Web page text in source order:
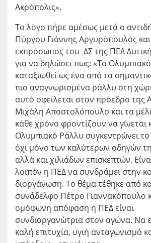
Ακρόπολις».
Το λόγο πήρε αμέσως μετά ο
Πύργου Γιάννης Αργυρόπουλος
εκπρόσωπος του ΔΣ της ΠΕΔ
για να δηλώσει πως: «Το
καταξιωθεί ως ένα από τα
πιο αναγνωρισμένα ράλλυ στη
αυτό οφείλεται στον πρόεδρο της
Μιχάλη Αποστολόπουλο και τα
κάθε χρόνο φροντίζουν να γίνεται
Ολυμπιακό Ράλλυ συγκεντρώνει
όχι μόνο των καλύτερων οδηγών
αλλά και χιλιάδων επισκεπτών.
λοιπόν η ΠΕΔ να συνδράμει στην
διοργάνωση. Το θέμα τέθηκε από
συνάδελφο Πέτρο Γιαννακόπουλο
ομόφωνη απόφαση η ΠΕΔ είναι
συνδιοργανώτρια στον αγώνα. Να
καλή επιτυχία, υγιή ανταγωνισμό